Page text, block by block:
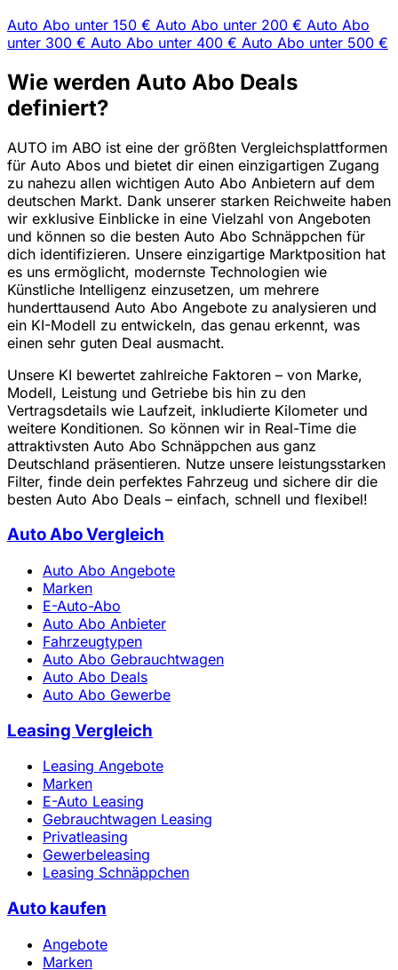
Auto Abo unter 150 € Auto Abo unter 200 € Auto Abo
unter 300 € Auto Abo unter 400 € Auto Abo unter 500 €
Wie werden Auto Abo Deals
definiert?
AUTO im ABO ist eine der größten Vergleichsplattformen
für Auto Abos und bietet dir einen einzigartigen Zugang
zu nahezu allen wichtigen Auto Abo Anbietern auf dem
deutschen Markt. Dank unserer starken Reichweite haben
wir exklusive Einblicke in eine Vielzahl von Angeboten
und können so die besten Auto Abo Schnäppchen für
dich identifizieren. Unsere einzigartige Marktposition hat
es uns ermöglicht, modernste Technologien wie
Künstliche Intelligenz einzusetzen, um mehrere
hunderttausend Auto Abo Angebote zu analysieren und
ein KI-Modell zu entwickeln, das genau erkennt, was
einen sehr guten Deal ausmacht.
Unsere KI bewertet zahlreiche Faktoren – von Marke,
Modell, Leistung und Getriebe bis hin zu den
Vertragsdetails wie Laufzeit, inkludierte Kilometer und
weitere Konditionen. So können wir in Real-Time die
attraktivsten Auto Abo Schnäppchen aus ganz
Deutschland präsentieren. Nutze unsere leistungsstarken
Filter, finde dein perfektes Fahrzeug und sichere dir die
besten Auto Abo Deals – einfach, schnell und flexibel!
Auto Abo Vergleich
Auto Abo Angebote
Marken
E-Auto-Abo
Auto Abo Anbieter
Fahrzeugtypen
Auto Abo Gebrauchtwagen
Auto Abo Deals
Auto Abo Gewerbe
Leasing Vergleich
Leasing Angebote
Marken
E-Auto Leasing
Gebrauchtwagen Leasing
Privatleasing
Gewerbeleasing
Leasing Schnäppchen
Auto kaufen
Angebote
Marken